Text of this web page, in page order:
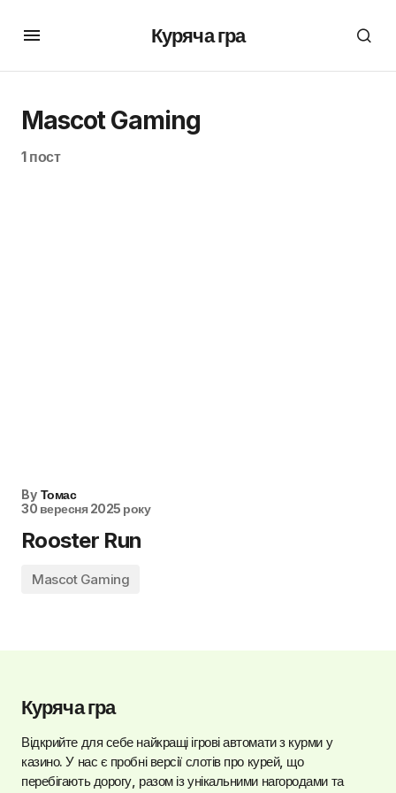
Куряча гра
Mascot Gaming
1 пост
By Томас
30 вересня 2025 року
Rooster Run
Mascot Gaming
Куряча гра
Відкрийте для себе найкращі ігрові автомати з курми у
казино. У нас є пробні версії слотів про курей, що
перебігають дорогу, разом із унікальними нагородами та